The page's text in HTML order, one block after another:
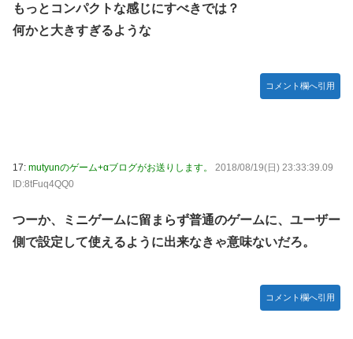
もっとコンパクトな感じにすべきでは？
何かと大きすぎるような
コメント欄へ引用
17: mutyunのゲーム+αブログがお送りします。
2018/08/19(日) 23:33:39.09
ID:8tFuq4QQ0
つーか、ミニゲームに留まらず普通のゲームに、ユーザー
側で設定して使えるように出来なきゃ意味ないだろ。
コメント欄へ引用